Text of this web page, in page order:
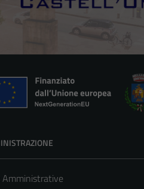
Amministrative